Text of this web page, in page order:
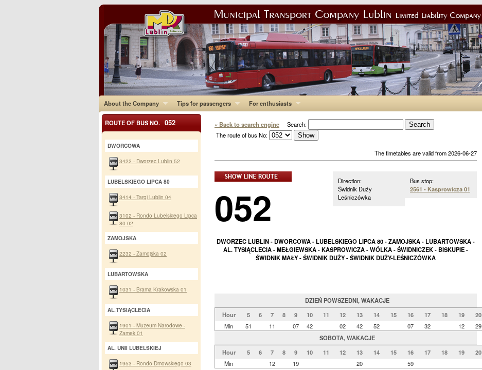
About the Company Tips for passengers For enthusiasts
« Back to search engine Search:
The route of bus No:
The timetables are valid from 2026-06-27
Bus stop:
2561 - Kasprowicza 01
Direction:
Świdnik Duży
Leśniczówka
052
DWORZEC LUBLIN - DWORCOWA - LUBELSKIEGO LIPCA 80 - ZAMOJSKA - LUBARTOWSKA -
AL. TYSIĄCLECIA - MEŁGIEWSKA - KASPROWICZA - WÓLKA - ŚWIDNICZEK - BISKUPIE -
ŚWIDNIK MAŁY - ŚWIDNIK DUŻY - ŚWIDNIK DUŻY-LEŚNICZÓWKA
DZIEŃ POWSZEDNI, WAKACJE
Hour
5 6 7 8 9 10 11 12 13 14 15 16 17 18 19
20
Min
51 11 07 42 02 42 52 07 32 12
29
SOBOTA, WAKACJE
Hour
5 6 7 8 9 10 11 12 13 14 15 16 17 18 19
20
Min
12 19 20 59
ROUTE OF BUS NO. 052
DWORCOWA
3422 - Dworzec Lublin 52
LUBELSKIEGO LIPCA 80
3414 - Targi Lublin 04
3102 - Rondo Lubelskiego Lipca
80 02
ZAMOJSKA
2232 - Zamojska 02
LUBARTOWSKA
1031 - Brama Krakowska 01
AL.TYSIĄCLECIA
1901 - Muzeum Narodowe -
Zamek 01
AL. UNII LUBELSKIEJ
1953 - Rondo Dmowskiego 03